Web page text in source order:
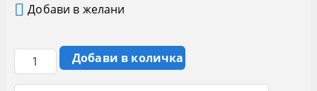
Добави в желани